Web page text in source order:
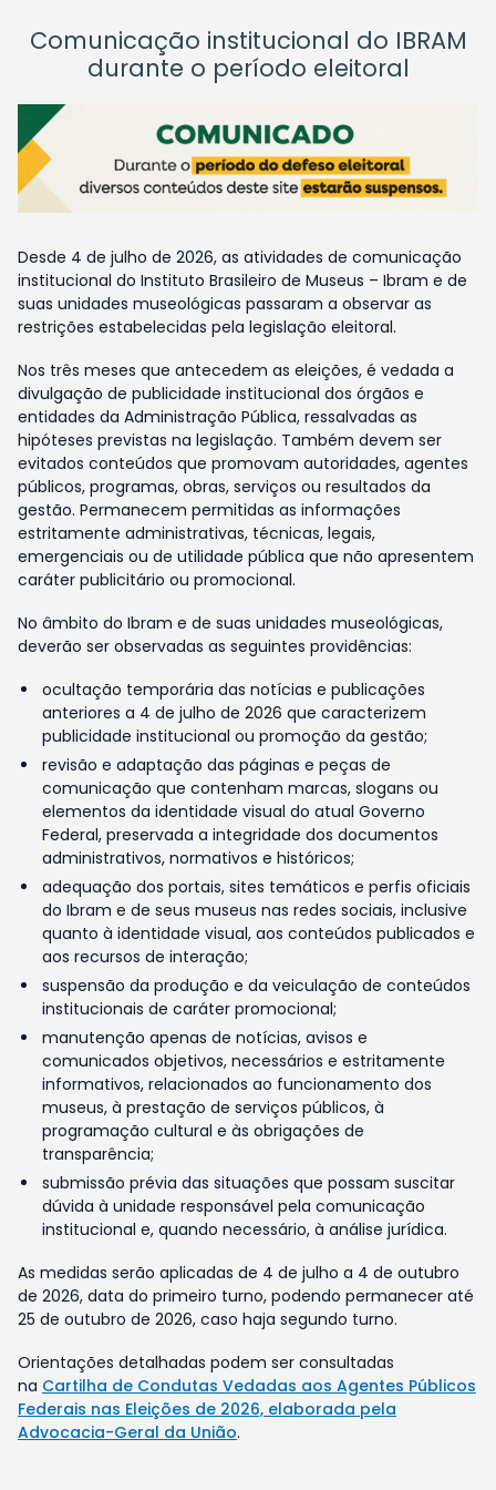
Comunicação institucional do IBRAM
durante o período eleitoral
Desde 4 de julho de 2026, as atividades de comunicação
institucional do Instituto Brasileiro de Museus – Ibram e de
suas unidades museológicas passaram a observar as
restrições estabelecidas pela legislação eleitoral.
Nos três meses que antecedem as eleições, é vedada a
divulgação de publicidade institucional dos órgãos e
entidades da Administração Pública, ressalvadas as
hipóteses previstas na legislação. Também devem ser
evitados conteúdos que promovam autoridades, agentes
públicos, programas, obras, serviços ou resultados da
gestão. Permanecem permitidas as informações
estritamente administrativas, técnicas, legais,
emergenciais ou de utilidade pública que não apresentem
caráter publicitário ou promocional.
No âmbito do Ibram e de suas unidades museológicas,
deverão ser observadas as seguintes providências:
ocultação temporária das notícias e publicações
anteriores a 4 de julho de 2026 que caracterizem
publicidade institucional ou promoção da gestão;
revisão e adaptação das páginas e peças de
comunicação que contenham marcas, slogans ou
elementos da identidade visual do atual Governo
Federal, preservada a integridade dos documentos
administrativos, normativos e históricos;
adequação dos portais, sites temáticos e perfis oficiais
do Ibram e de seus museus nas redes sociais, inclusive
quanto à identidade visual, aos conteúdos publicados e
aos recursos de interação;
suspensão da produção e da veiculação de conteúdos
institucionais de caráter promocional;
manutenção apenas de notícias, avisos e
comunicados objetivos, necessários e estritamente
informativos, relacionados ao funcionamento dos
museus, à prestação de serviços públicos, à
programação cultural e às obrigações de
transparência;
submissão prévia das situações que possam suscitar
dúvida à unidade responsável pela comunicação
institucional e, quando necessário, à análise jurídica.
As medidas serão aplicadas de 4 de julho a 4 de outubro
de 2026, data do primeiro turno, podendo permanecer até
25 de outubro de 2026, caso haja segundo turno.
Orientações detalhadas podem ser consultadas
na Cartilha de Condutas Vedadas aos Agentes Públicos
Federais nas Eleições de 2026, elaborada pela
Advocacia-Geral da União.